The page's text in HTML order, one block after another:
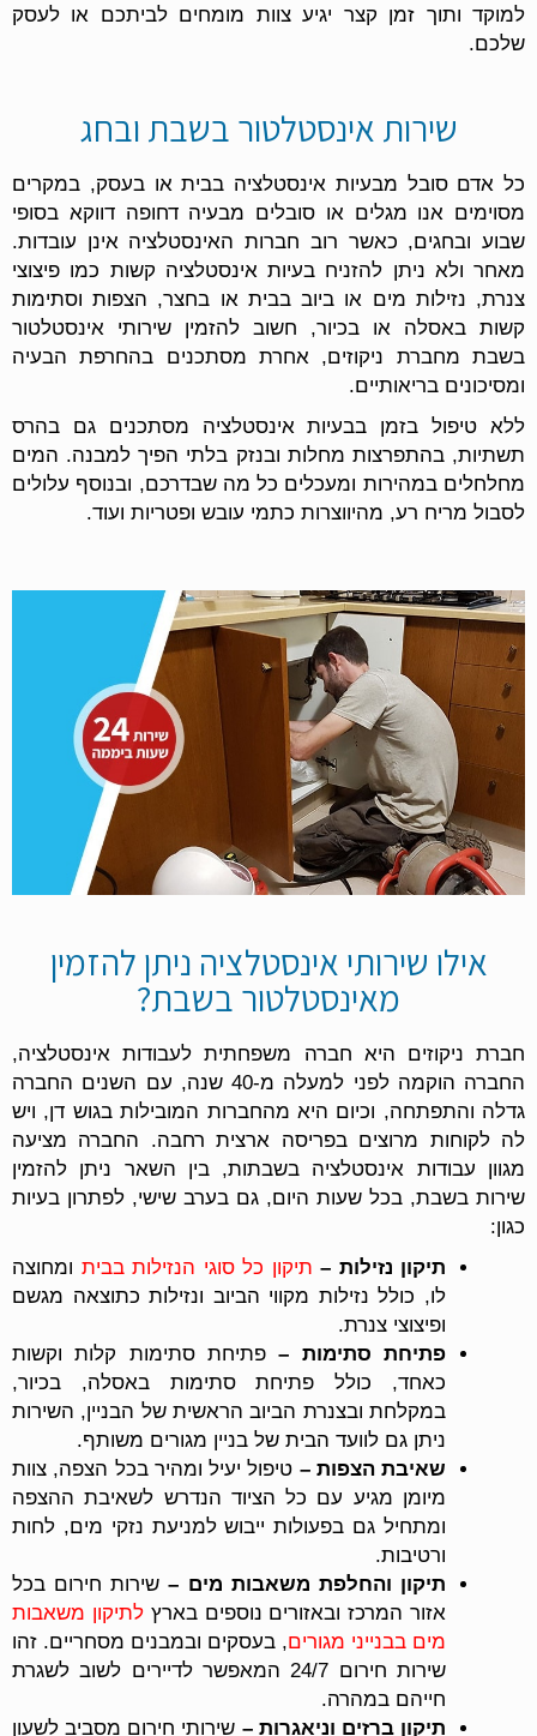
למוקד ותוך זמן קצר יגיע צוות מומחים לביתכם או לעסק
שלכם.
שירות אינסטלטור בשבת ובחג
כל אדם סובל מבעיות אינסטלציה בבית או בעסק, במקרים
מסוימים אנו מגלים או סובלים מבעיה דחופה דווקא בסופי
שבוע ובחגים, כאשר רוב חברות האינסטלציה אינן עובדות.
מאחר ולא ניתן להזניח בעיות אינסטלציה קשות כמו פיצוצי
צנרת, נזילות מים או ביוב בבית או בחצר, הצפות וסתימות
קשות באסלה או בכיור, חשוב להזמין שירותי אינסטלטור
בשבת מחברת ניקוזים, אחרת מסתכנים בהחרפת הבעיה
ומסיכונים בריאותיים.
ללא טיפול בזמן בבעיות אינסטלציה מסתכנים גם בהרס
תשתיות, בהתפרצות מחלות ובנזק בלתי הפיך למבנה. המים
מחלחלים במהירות ומעכלים כל מה שבדרכם, ובנוסף עלולים
לסבול מריח רע, מהיווצרות כתמי עובש ופטריות ועוד.
אילו שירותי אינסטלציה ניתן להזמין
מאינסטלטור בשבת?
חברת ניקוזים היא חברה משפחתית לעבודות אינסטלציה,
החברה הוקמה לפני למעלה מ-40 שנה, עם השנים החברה
גדלה והתפתחה, וכיום היא מהחברות המובילות בגוש דן, ויש
לה לקוחות מרוצים בפריסה ארצית רחבה. החברה מציעה
מגוון עבודות אינסטלציה בשבתות, בין השאר ניתן להזמין
שירות בשבת, בכל שעות היום, גם בערב שישי, לפתרון בעיות
כגון:
תיקון נזילות – תיקון כל סוגי הנזילות בביתומחוצה
לו, כולל נזילות מקווי הביוב ונזילות כתוצאה מגשם
ופיצוצי צנרת.
פתיחת סתימות – פתיחת סתימות קלות וקשות
כאחד, כולל פתיחת סתימות באסלה, בכיור,
במקלחת ובצנרת הביוב הראשית של הבניין, השירות
ניתן גם לוועד הבית של בניין מגורים משותף.
שאיבת הצפות – טיפול יעיל ומהיר בכל הצפה, צוות
מיומן מגיע עם כל הציוד הנדרש לשאיבת ההצפה
ומתחיל גם בפעולות ייבוש למניעת נזקי מים, לחות
ורטיבות.
תיקון והחלפת משאבות מים –שירות חירום בכל
אזור המרכז ובאזורים נוספים בארץ לתיקון משאבות
מים בבנייני מגורים, בעסקים ובמבנים מסחריים. זהו
שירות חירום 24/7 המאפשר לדיירים לשוב לשגרת
חייהם במהרה.
תיקון ברזים וניאגרות –שירותי חירום מסביב לשעון